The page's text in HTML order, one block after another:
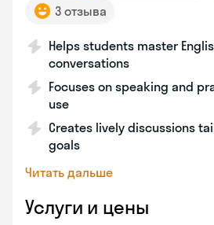
3 отзыва
Helps students master
conversations
Focuses on speaking and
use
Creates lively discussions
goals
Читать дальше
Услуги и цены